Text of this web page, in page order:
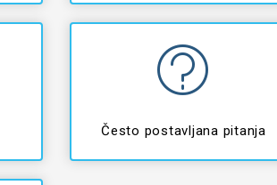
Često postavljana pitanja